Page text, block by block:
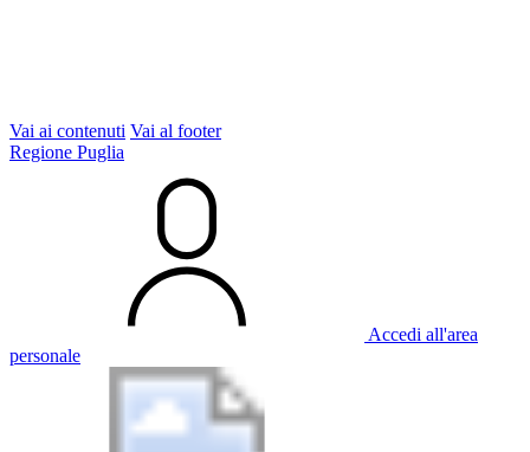
Vai ai contenuti Vai al footer
Regione Puglia
Accedi all'area
personale